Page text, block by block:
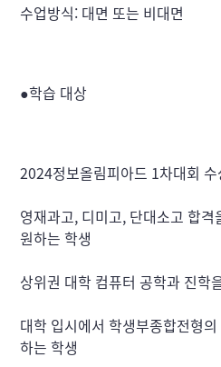
수업방식: 대면 또는 비대면
●학습 대상
2024정보올림피아드 1차대회
영재과고, 디미고, 단대소고 합
원하는 학생
상위권 대학 컴퓨터 공학과 진학
대학 입시에서 학생부종합전형
하는 학생